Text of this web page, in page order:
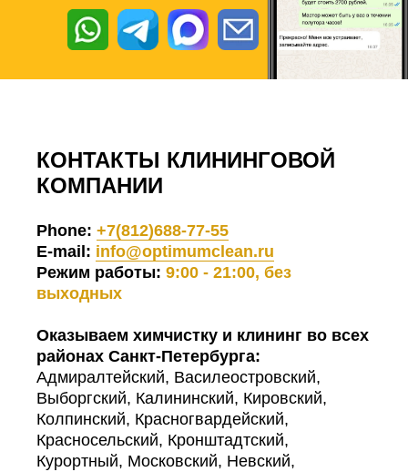
КОНТАКТЫ КЛИНИНГОВОЙ
КОМПАНИИ
Phone: +7(812)688-77-55
E-mail: info@optimumclean.ru
Режим работы: 9:00 - 21:00, без
выходных
Оказываем химчистку и клининг во всех
районах Санкт-Петербурга:
Адмиралтейский, Василеостровский,
Выборгский, Калининский, Кировский,
Колпинский, Красногвардейский,
Красносельский, Кронштадтский,
Курортный, Московский, Невский,